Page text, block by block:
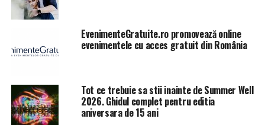
Ludovic Orban a cerut încă o dată demisia actualului
guvern şi a precizat că liberalii sunt pregătiţi să îşi
asume conducerea ţării.
ARTICOLE PE ACEIASI TEMA: PRIMA
EvenimenteGratuite.ro promovează online
evenimentele cu acces gratuit din România
Tot ce trebuie sa stii inainte de Summer Well
2026. Ghidul complet pentru editia
aniversara de 15 ani